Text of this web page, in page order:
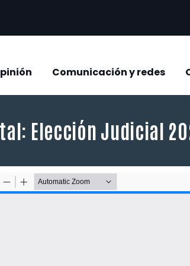
Comunicación y redes
Elección Judicial